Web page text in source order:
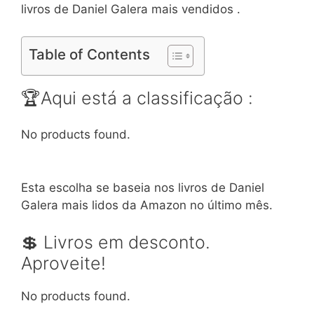
livros de Daniel Galera mais vendidos .
Table of Contents
🏆Aqui está a classificação :
No products found.
Esta escolha se baseia nos livros de Daniel
Galera mais lidos da Amazon no último mês.
💲 Livros em desconto.
Aproveite!
No products found.